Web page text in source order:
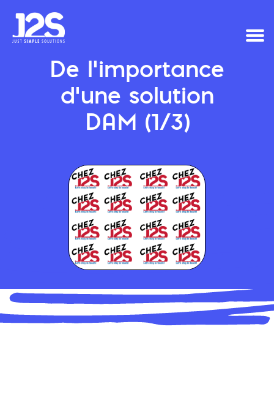
De l'importance
d'une solution
DAM (1/3)